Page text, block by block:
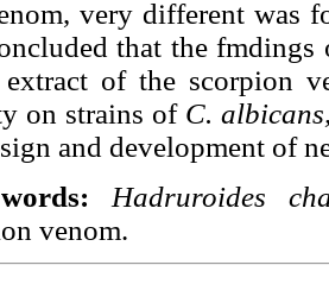
very different was
that the
extract of the scorpion
on strains of C.
and development of
Hadruroides
venom.